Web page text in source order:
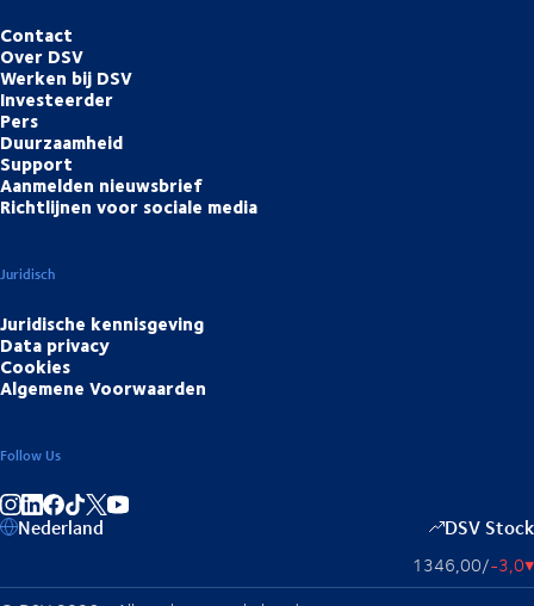
Contact
Over DSV
Werken bij DSV
Investeerder
Pers
Duurzaamheid
Support
Aanmelden nieuwsbrief
Richtlijnen voor sociale media
Juridisch
Juridische kennisgeving
Data privacy
Cookies
Algemene Voorwaarden
Follow Us
Deel op Instagram
Deel op LinkedIn
Deel op Facebook
Deel op TikTok
Nederland DSV Stock
1346,00/-3,0▴